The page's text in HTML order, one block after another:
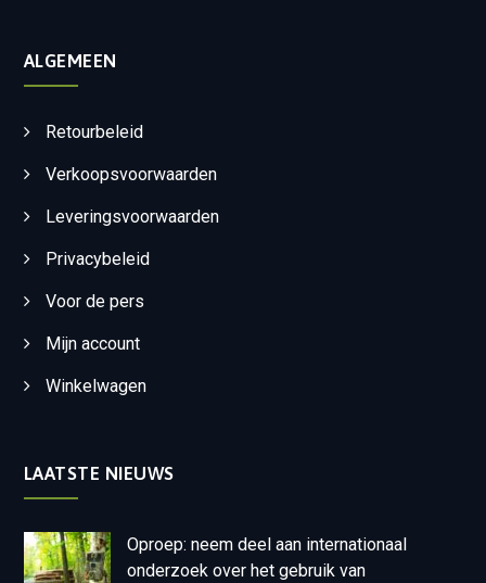
ALGEMEEN
Retourbeleid
Verkoopsvoorwaarden
Leveringsvoorwaarden
Privacybeleid
Voor de pers
Mijn account
Winkelwagen
LAATSTE NIEUWS
Oproep: neem deel aan internationaal
onderzoek over het gebruik van